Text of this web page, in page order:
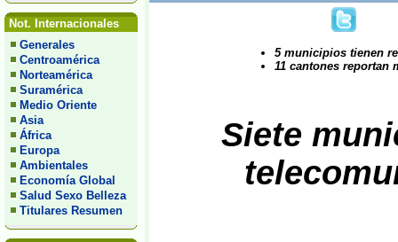
Not. Internacionales
Generales
Centroamérica
Norteamérica
Suramérica
Medio Oriente
Asia
África
Europa
Ambientales
Economía Global
Salud Sexo Belleza
Titulares Resumen
5 municipios tienen
11 cantones reportan
Siete